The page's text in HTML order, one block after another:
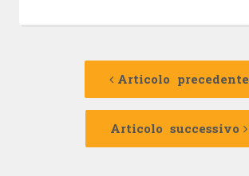
Navigazione
Articolo precedente
Articolo successivo